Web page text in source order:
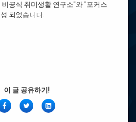
공식 취미생활 연구소"와 "포커스
되었습니다.
이 글 공유하기!
페
이
Twitter링
크